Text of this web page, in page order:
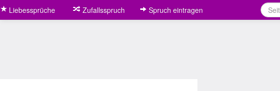
Liebessprüche Zufallsspruch Spruch eintragen